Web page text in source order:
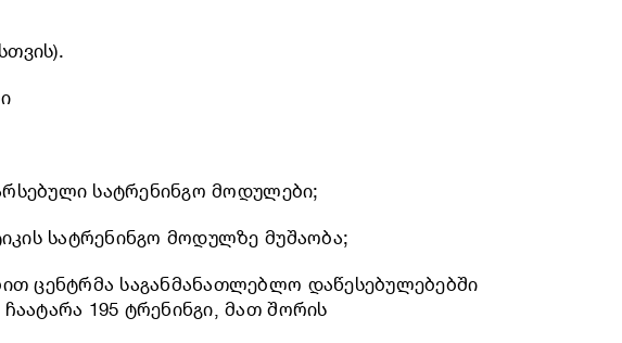
სატრენინგო მოდულები;
სატრენინგო მოდულზე მუშაობა;
ცენტრმა საგანმანათლებლო დაწესებულებებში
195 ტრენინგი, მათ შორის